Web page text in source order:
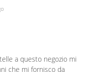
a questo negozio mi
che mi fornisco da